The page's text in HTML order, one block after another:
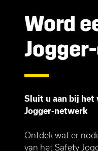
Word
Sluit u aan bij het
Jogger-netwerk
Ontdek wat er
van het Safety